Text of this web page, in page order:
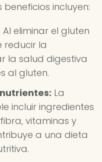
incluyen:
Al eliminar el gluten
reducir la
la salud digestiva
al gluten.
La
incluir ingredientes
vitaminas y
a una dieta